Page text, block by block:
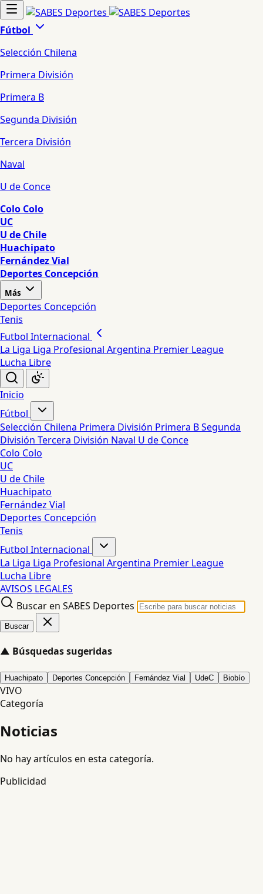
Fútbol
Selección Chilena
Primera División
Primera B
Segunda División
Tercera División
Naval
U de Conce
Colo Colo
UC
U de Chile
Huachipato
Fernández Vial
Deportes Concepción
Más
Deportes Concepción
Tenis
Futbol Internacional
La Liga Liga Profesional Argentina Premier League
Lucha Libre
Inicio
Fútbol
Selección Chilena Primera División Primera BSegunda
División Tercera División Naval U de Conce
Colo Colo
UC
U de Chile
Huachipato
Fernández Vial
Deportes Concepción
Tenis
Futbol Internacional
La Liga Liga Profesional Argentina Premier League
Lucha Libre
AVISOS LEGALES
Buscar en SABES Deportes
Buscar
▲ Búsquedas sugeridas
Huachipato Deportes Concepción Fernández Vial UdeC Biobío
VIVO
Categoría
Noticias
No hay artículos en esta categoría.
Publicidad